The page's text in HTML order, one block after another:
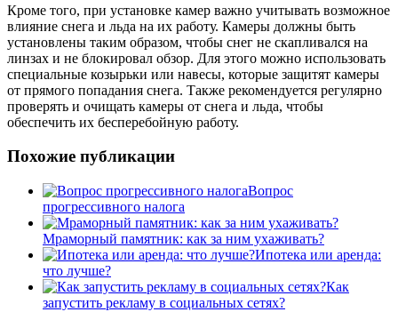
Кроме того, при установке камер важно учитывать возможное
влияние снега и льда на их работу. Камеры должны быть
установлены таким образом, чтобы снег не скапливался на
линзах и не блокировал обзор. Для этого можно использовать
специальные козырьки или навесы, которые защитят камеры
от прямого попадания снега. Также рекомендуется регулярно
проверять и очищать камеры от снега и льда, чтобы
обеспечить их бесперебойную работу.
Похожие публикации
Вопрос
прогрессивного налога
Мраморный памятник: как за ним ухаживать?
Ипотека или аренда:
что лучше?
Как
запустить рекламу в социальных сетях?